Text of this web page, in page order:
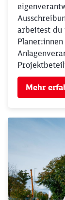
arbeitest du
Mehr